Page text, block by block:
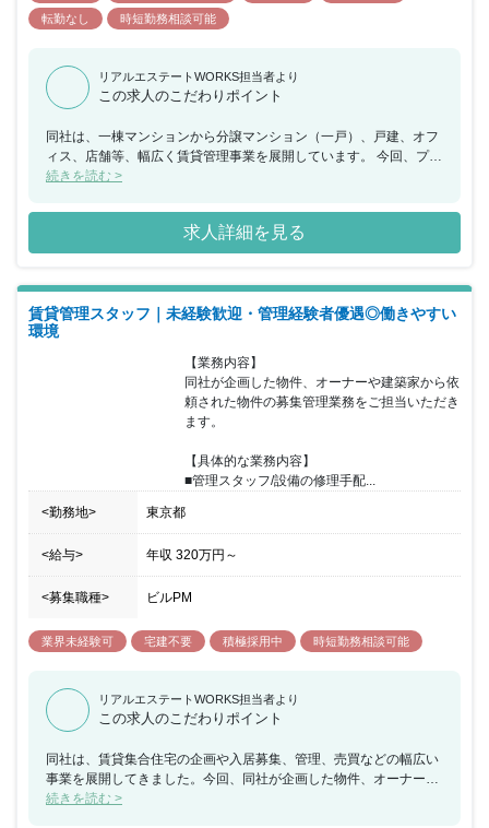
転勤なし 時短勤務相談可能
リアルエステートWORKS担当者より
この求人のこだわりポイント
同社は、一棟マンションから分譲マンション（一戸）、戸建、オフ
ィス、店舗等、幅広く賃貸管理事業を展開しています。 今回、プロ
パティマネジメントとしてオーナー様に代わって賃貸住宅の運営管
ー様と信頼関係を築きながら、入居者様の日々の生活を支え、リノ
ベーションや付加価値の提案などを行い、所有物件の資産価値を最
大化を行っていただきます。 分業制により効率化を図っているの
容があり、ジョブローテーション制度を利用しながらキャリアアッ
プを図ることも可能です。 また、ITを活用したサービスや働き方改
革にも全社を挙げて取り組んでおり、電子契約やWEB入居申込み、
生労働大臣より「くるみん認定」を受けるなど女性社員の育児休業
取得率は100％、健康経営優良法人2023ホワイト500に認定などの
実績があります。 社員の成長が会社の成長に直結すると考えてお
備。社員の健康維持・向上をはかる健康経営の同社でご活躍いただ
ける方を歓迎いたします。
続きを読む >
求人詳細を見る
賃貸管理スタッフ｜未経験歓迎・管理経験者優遇◎働きやすい
環境
【業務内容】
同社が企画した物件、オーナーや建築家から依
頼された物件の募集管理業務をご担当いただき
ます。
【具体的な業務内容】
■管理スタッフ/設備の修理手配...
<勤務地> 東京都
<給与> 年収 320万円 ～
<募集職種> ビルPM
業界未経験可 宅建不要 積極採用中 時短勤務相談可能
リアルエステートWORKS担当者より
この求人のこだわりポイント
同社は、賃貸集合住宅の企画や入居募集、管理、売買などの幅広い
事業を展開してきました。今回、同社が企画した物件、オーナーや
建築家から依頼された物件の募集管理業務をお任せできる方を募集
続きを読む >